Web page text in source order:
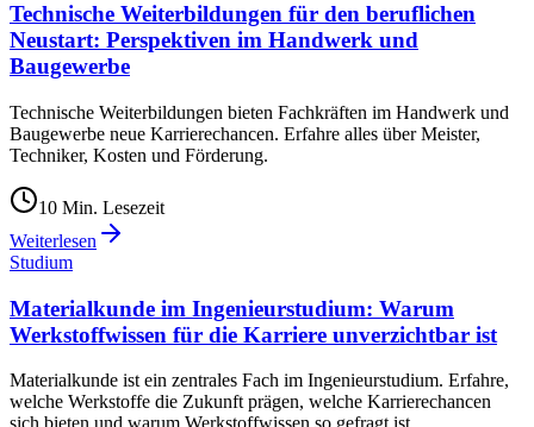
Technische Weiterbildungen für den beruflichen
Neustart: Perspektiven im Handwerk und
Baugewerbe
Technische Weiterbildungen bieten Fachkräften im Handwerk und
Baugewerbe neue Karrierechancen. Erfahre alles über Meister,
Techniker, Kosten und Förderung.
10 Min. Lesezeit
Weiterlesen
Studium
Materialkunde im Ingenieurstudium: Warum
Werkstoffwissen für die Karriere unverzichtbar ist
Materialkunde ist ein zentrales Fach im Ingenieurstudium. Erfahre,
welche Werkstoffe die Zukunft prägen, welche Karrierechancen